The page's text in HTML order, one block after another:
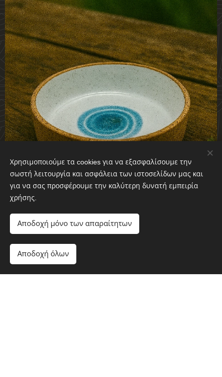
Ανακαλύψτε τα κεραμικά μας
Χρησιμοποιούμε τα cookies για να εξασφαλίσουμε την
σωστή λειτουργία και ασφάλεια των ιστοσελίδων μας και
για να σας προσφέρουμε την καλύτερη δυνατή εμπειρία
χρήσης.
Αποδοχή μόνο των απαραίτητων
Αποδοχή όλων